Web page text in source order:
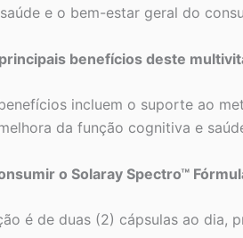
e o bem-estar geral do
benefícios deste
incluem o suporte ao
da função cognitiva e
o Solaray Spectro™
é de duas (2) cápsulas ao dia,